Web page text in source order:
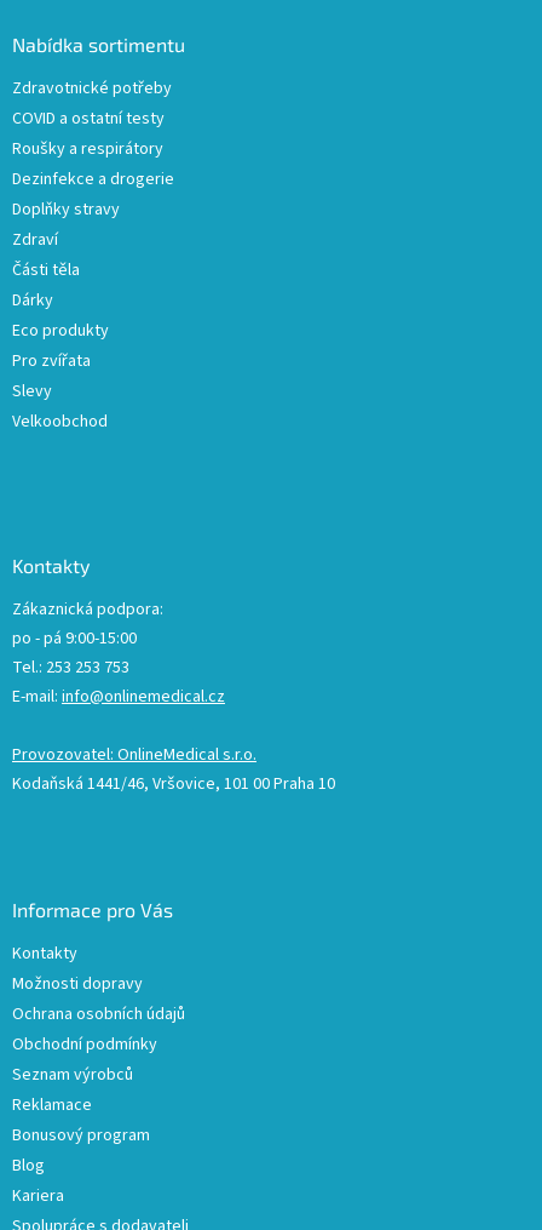
Nabídka sortimentu
Zdravotnické potřeby
COVID a ostatní testy
Roušky a respirátory
Dezinfekce a drogerie
Doplňky stravy
Zdraví
Části těla
Dárky
Eco produkty
Pro zvířata
Slevy
Velkoobchod
Kontakty
Zákaznická podpora:
po - pá 9:00-15:00
Tel.: 253 253 753
E-mail: info@onlinemedical.cz
Provozovatel: OnlineMedical s.r.o.
Kodaňská 1441/46, Vršovice, 101 00 Praha 10
Informace pro Vás
Kontakty
Možnosti dopravy
Ochrana osobních údajů
Obchodní podmínky
Seznam výrobců
Reklamace
Bonusový program
Blog
Kariera